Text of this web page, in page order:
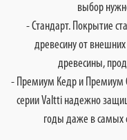
выбор
- Стандарт. Покрытие
древесину от
древесины,
- Премиум Кедр и Премиум
серии Valtti надежно
годы даже в самых